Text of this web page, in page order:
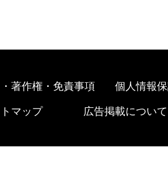
著作権・免責事項 個人情報
マップ 広告掲載について